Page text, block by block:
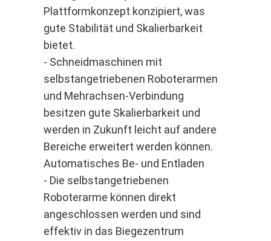
Plattformkonzept konzipiert, was
gute Stabilität und Skalierbarkeit
bietet.
- Schneidmaschinen mit
selbstangetriebenen Roboterarmen
und Mehrachsen-Verbindung
besitzen gute Skalierbarkeit und
werden in Zukunft leicht auf andere
Bereiche erweitert werden können.
Automatisches Be- und Entladen
- Die selbstangetriebenen
Roboterarme können direkt
angeschlossen werden und sind
effektiv in das Biegezentrum